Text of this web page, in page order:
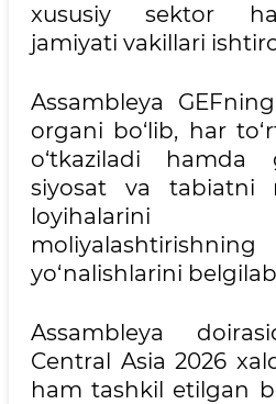
xususiy sektor
jamiyati vakillari
Assambleya
organi bo‘lib, har
o‘tkaziladi hamda
siyosat va tabiatni
yo‘nalishlarini
Assambleya
Central Asia 2026
ham tashkil etilgan